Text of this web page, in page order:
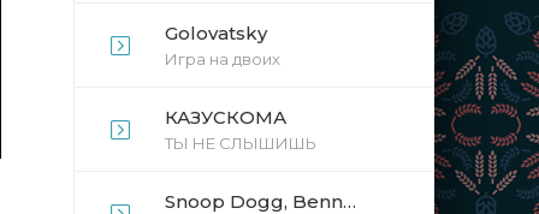
Golovatsky
Игра на двоих
КАЗУСКОМА
ТЫ НЕ СЛЫШИШЬ
Snoop Dogg, Benny The Butcher, Jadakiss, Busta Rhymes